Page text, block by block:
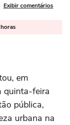
Exibir comentários
em
quinta-feira
pública,
urbana na